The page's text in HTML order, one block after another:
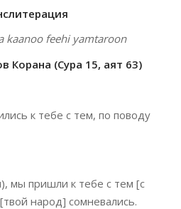
kaanoo feehi yamtaroon
Корана (Сура 15, аят 63)
к тебе с тем, по поводу
мы пришли к тебе с тем [с
народ] сомневались.